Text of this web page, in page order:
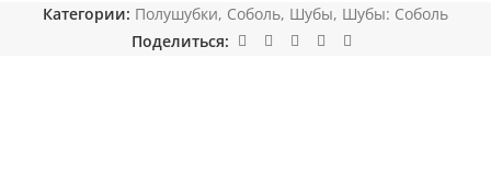
Категории: Полушубки, Соболь, Шубы, Шубы: Соболь
Поделиться: